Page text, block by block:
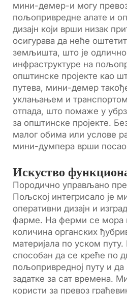
мини-демер-и могу
пољопривредне алате и
дизајн који врши низак
осигурава да неће
земљишта, што је
инфраструктуре на
општинске пројекте као
путева, мини-демер
уклањањем и транспортом
отпада, што помаже у
за општинске пројекте.
малог обима или услове
мини-думпера врши
Искуство
Породично управљано
Пољској интегрисало је
оперативни дизајн и
фарме. На ферми се мора
количина органских
материјала по уском
способан да се креће по
пољопривредној путу и
задатке за сат времена.
користи за превоз